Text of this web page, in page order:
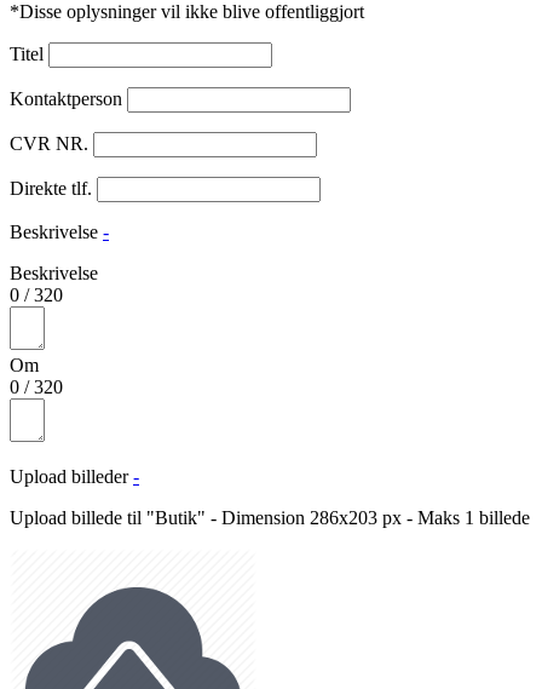
*Disse oplysninger vil ikke blive offentliggjort
Titel
Kontaktperson
CVR NR.
Direkte tlf.
Beskrivelse -
Beskrivelse
0 /320
Om
0 /320
Upload billeder -
Upload billede til "Butik" - Dimension 286x203 px - Maks 1 billede